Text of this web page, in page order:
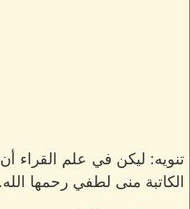
تنويه: ليكن في علم القراء
الكاتبة منى لطفي رحمها